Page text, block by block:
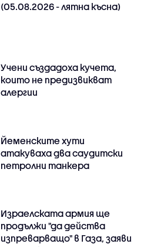
(05.08.2026 - лятна късна)
Учени създадоха кучета,
които не предизвикват
алергии
Йеменските хути
атакуваха два саудитски
петролни танкера
Израелската армия ще
продължи "да действа
изпреварващо" в Газа, заяви